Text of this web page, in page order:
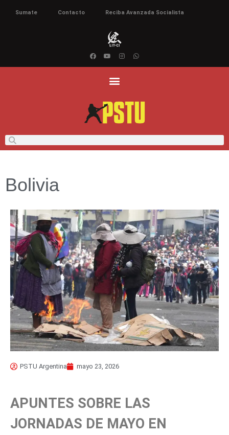
Sumate Contacto Reciba Avanzada Socialista
Bolivia
PSTU Argentina mayo 23, 2026
APUNTES SOBRE LAS
JORNADAS DE MAYO EN